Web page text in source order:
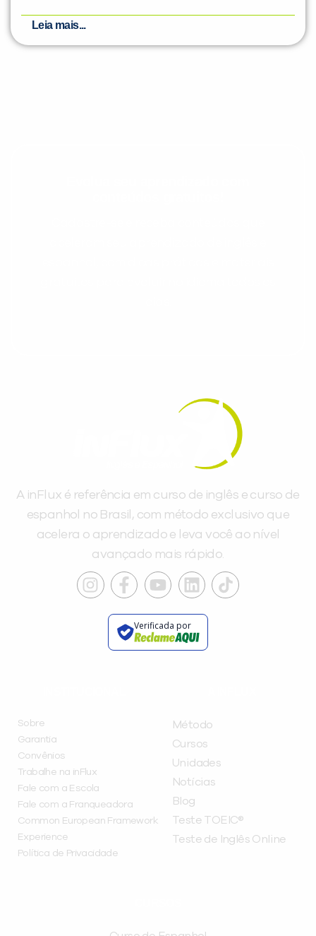
Leia mais...
A inFlux é referência em curso de inglês e curso de
espanhol no Brasil, com método exclusivo que
acelera o aprendizado e leva você ao nível
avançado mais rápido.
Verificada por
Sobre
Garantia
Convênios
Trabalhe na inFlux
Fale com a Escola
Fale com a Franqueadora
Common European Framework
Experience
Política de Privacidade
Método
Cursos
Unidades
Notícias
Blog
Teste TOEIC®
Teste de Inglês Online